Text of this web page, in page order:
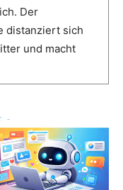
Der
distanziert sich
und macht
-